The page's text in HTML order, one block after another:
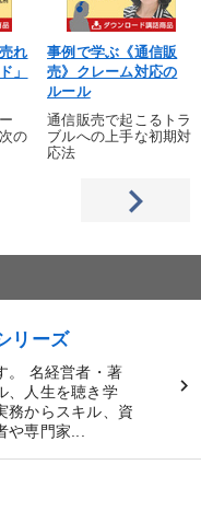
れ
」
の
事例で学ぶ《通信販
売》クレーム対応の
ルール
通信販売で起こるトラ
ブルへの上手な初期対
応法
リーズ
。 名経営者・著
、人生を聴き学
務からスキル、資
専門家...